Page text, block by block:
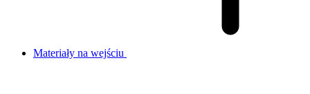
Materiały na wejściu